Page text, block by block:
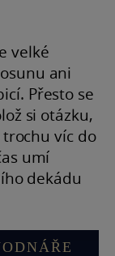
velké
ani
Přesto se
si otázku,
víc do
umí
dekádu